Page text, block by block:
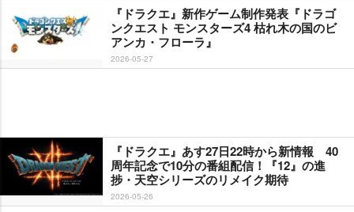
『ドラクエ』新作ゲーム制作発表『ドラゴ
ンクエスト モンスターズ4 枯れ木の国のビ
アンカ・フローラ』
2026-05-27
『ドラクエ』あす27日22時から新情報 40
周年記念で10分の番組配信！『12』の進
捗・天空シリーズのリメイク期待
2026-05-26